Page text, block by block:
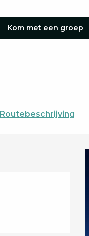
Kom met een groep
Routebeschrijving